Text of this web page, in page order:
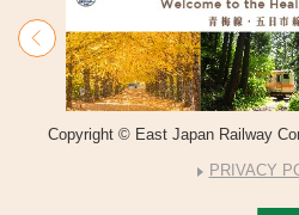
Copyright © East Japan Railway
PRIVACY